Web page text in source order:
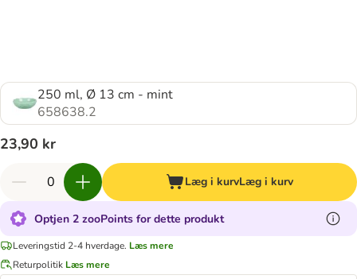
250 ml, Ø 13 cm - mint
658638.2
23,90 kr
Læg i kurvLæg i kurv
Optjen 2 zooPoints for dette produkt
Leveringstid 2-4 hverdage. Læs mere
Returpolitik Læs mere